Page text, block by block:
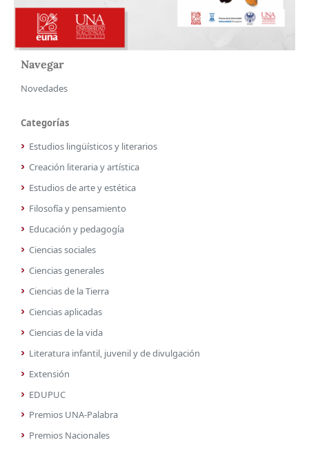
Navegar
Novedades
Categorías
Estudios lingüísticos y literarios
Creación literaria y artística
Estudios de arte y estética
Filosofía y pensamiento
Educación y pedagogía
Ciencias sociales
Ciencias generales
Ciencias de la Tierra
Ciencias aplicadas
Ciencias de la vida
Literatura infantil, juvenil y de divulgación
Extensión
EDUPUC
Premios UNA-Palabra
Premios Nacionales